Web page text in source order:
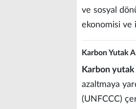
ve sosyal
ekonomisi ve
Karbon Yutak
Karbon yutak
azaltmaya
(UNFCCC)